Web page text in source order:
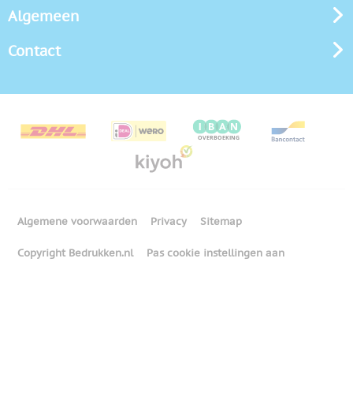
Algemeen
Contact
Algemene voorwaarden Privacy Sitemap
Copyright Bedrukken.nl Pas cookie instellingen aan